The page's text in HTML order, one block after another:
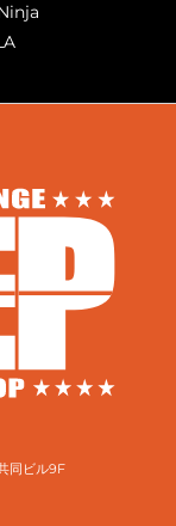
同ビル9F